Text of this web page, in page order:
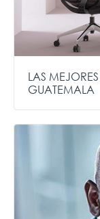
LAS
GUATEMALA